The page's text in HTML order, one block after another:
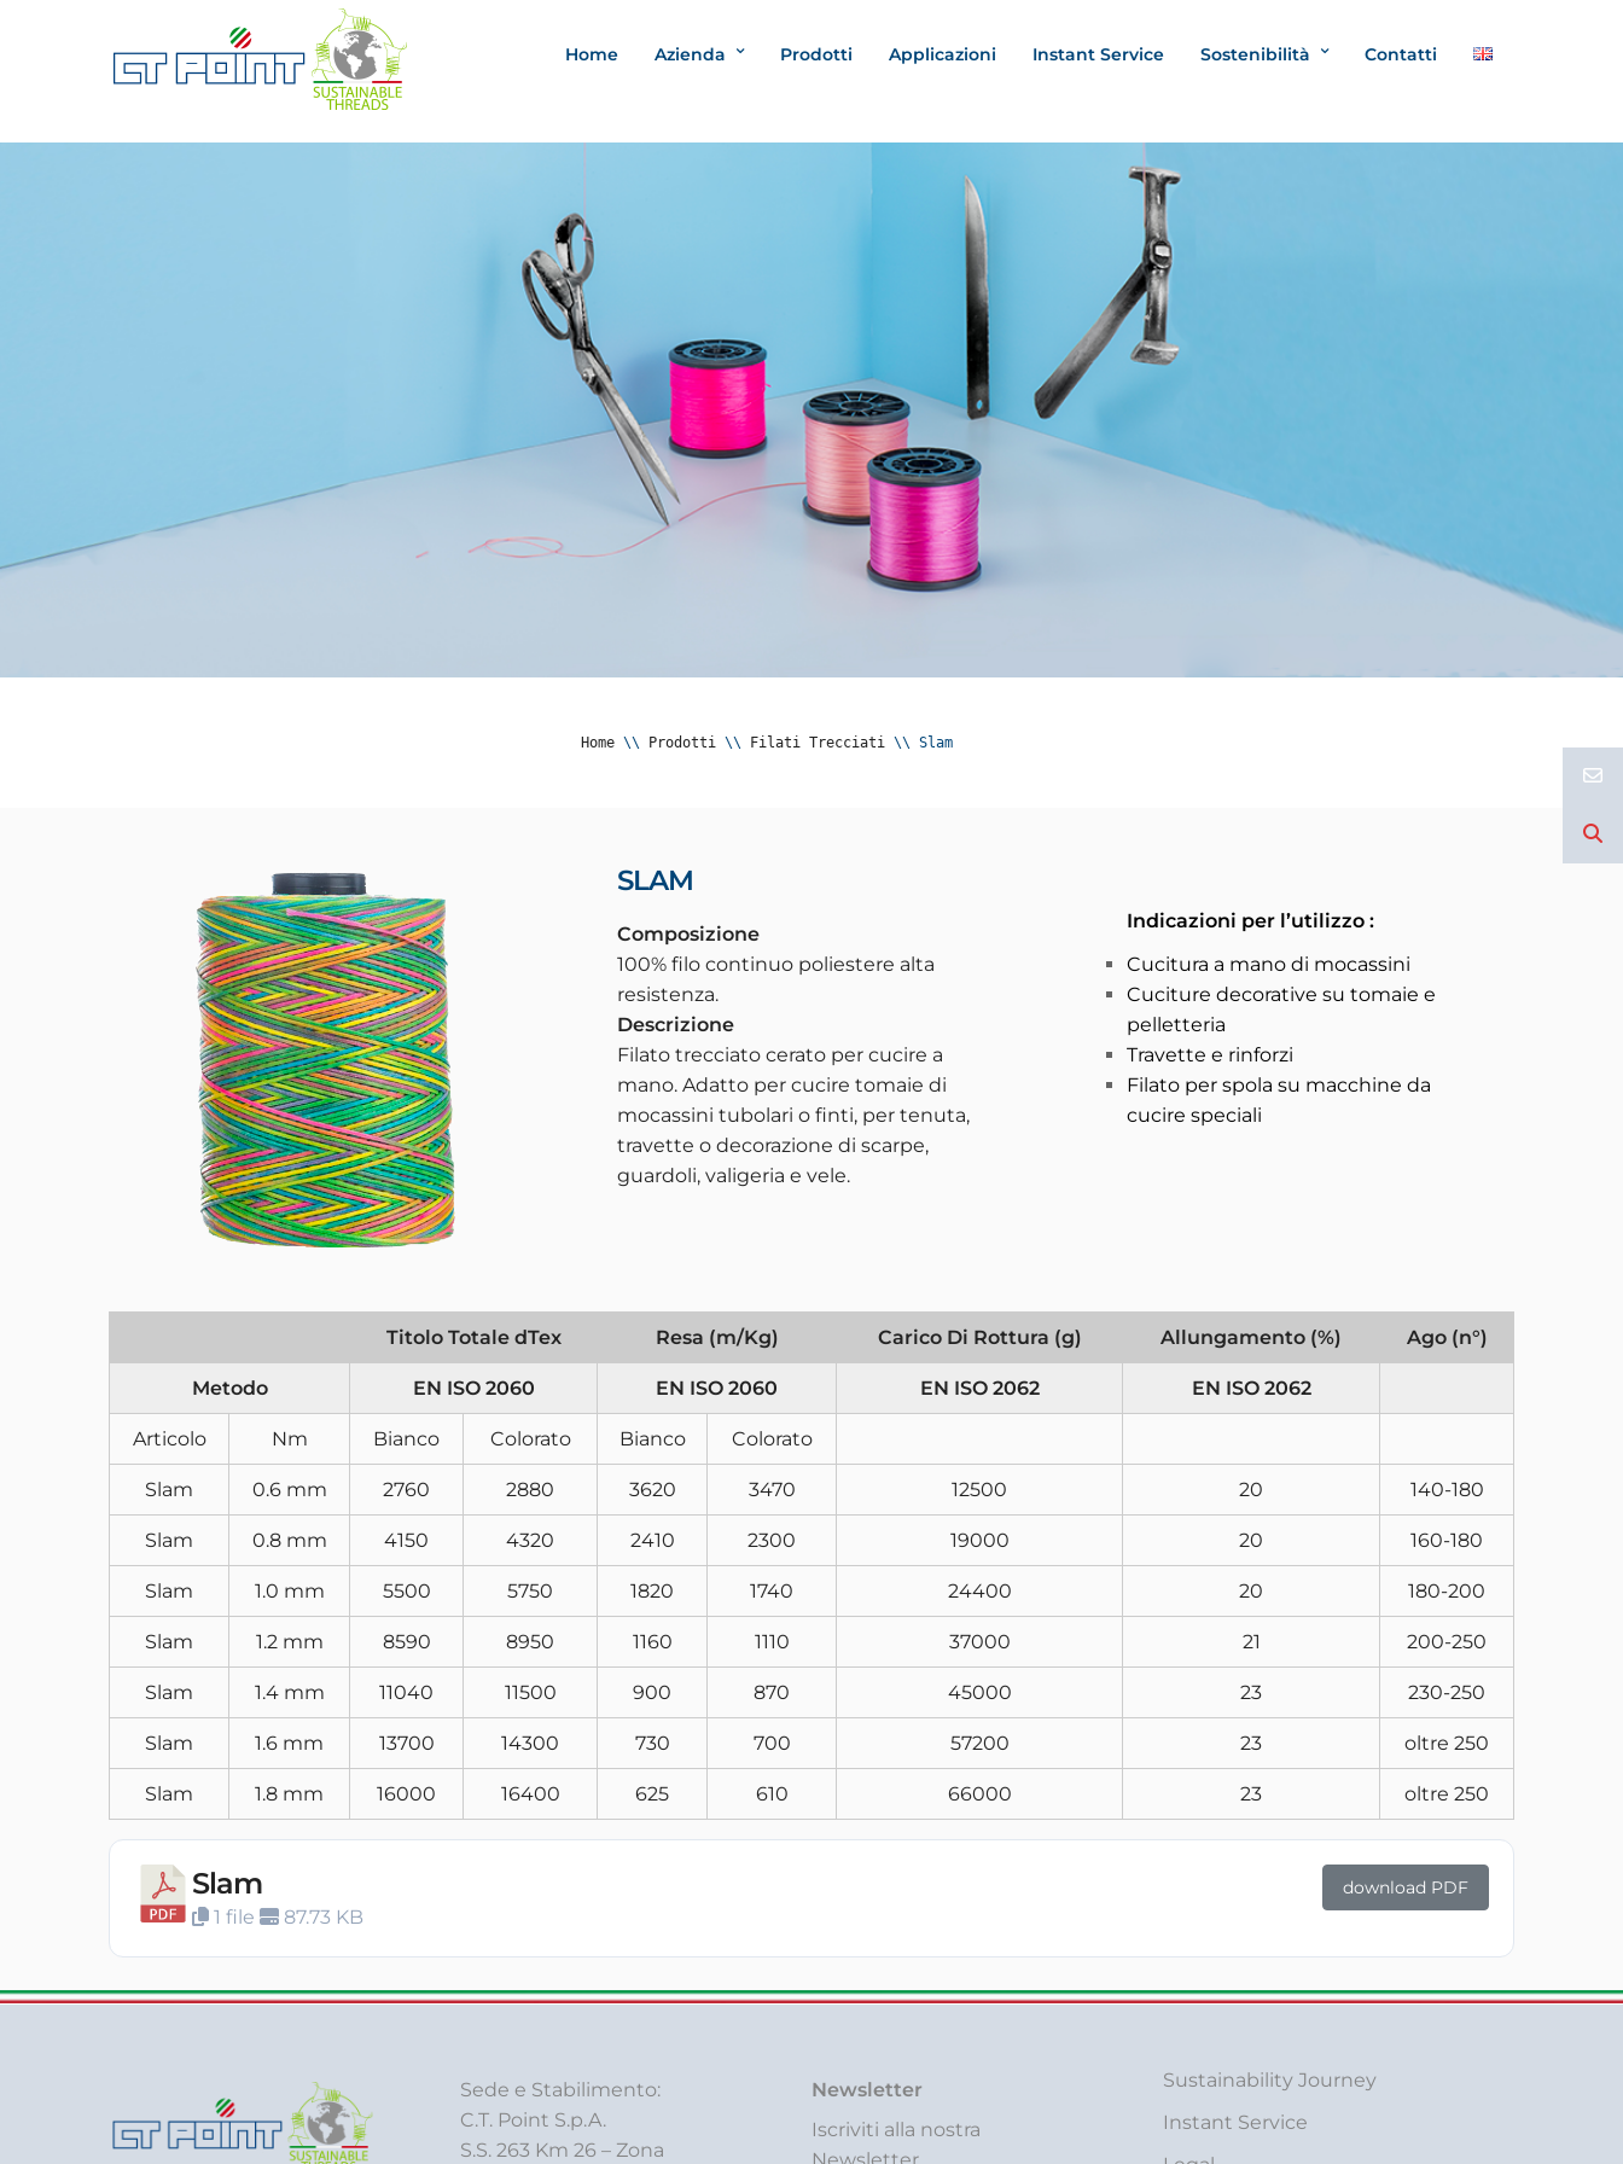
Home Azienda Prodotti Applicazioni Instant Service Sostenibilità Contatti
Home \\ Prodotti \\ Filati Trecciati \\ Slam
SLAM
Composizione
100% filo continuo poliestere alta
resistenza.
Descrizione
Filato trecciato cerato per cucire a
mano. Adatto per cucire tomaie di
mocassini tubolari o finti, per tenuta,
travette o decorazione di scarpe,
guardoli, valigeria e vele.
Indicazioni per l’utilizzo:
Cucitura a mano di mocassini
Cuciture decorative su tomaie e
pelletteria
Travette e rinforzi
Filato per spola su macchine da
cucire speciali
Titolo Totale dTex Resa (m/Kg) Carico Di Rottura (g) Allungamento (%) Ago (n°)
Metodo EN ISO 2060 EN ISO 2060 EN ISO 2062 EN ISO 2062
Articolo ­Nm Bianco Colorato Bianco Colorato
Slam 0.6 mm 2760 2880 3620 3470 12500 20 140-180
Slam 0.8 mm 4150 4320 2410 2300 19000 20 160-180
Slam 1.0 mm 5500 5750 1820 1740 24400 20 180-200
Slam 1.2 mm 8590 8950 1160 1110 37000 21 200-250
Slam 1.4 mm 11040 11500 900 870 45000 23 230-250
Slam 1.6 mm 13700 14300 730 700 57200 23 oltre 250
Slam 1.8 mm 16000 16400 625 610 66000 23 oltre 250
Slam
1 file 87.73 KB
download PDF
Sede e Stabilimento:
C.T. Point S.p.A.
S.S. 263 Km 26 – Zona
Newsletter
Iscriviti alla nostra
Sustainability Journey
Instant Service